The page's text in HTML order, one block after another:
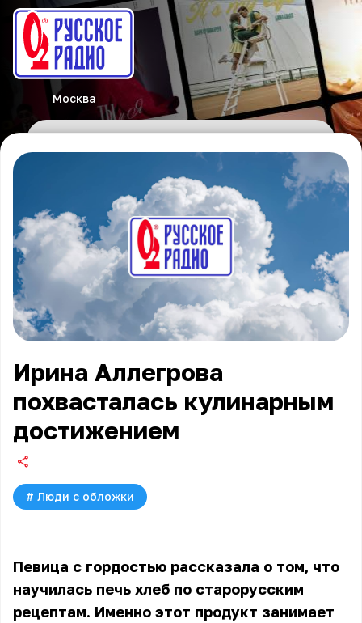
Москва
Ирина Аллегрова
похвасталась кулинарным
достижением
# Люди с обложки
Певица с гордостью рассказала о том, что
научилась печь хлеб по старорусским
рецептам. Именно этот продукт занимает